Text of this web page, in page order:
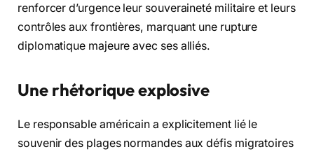
renforcer d’urgence leur souveraineté militaire et leurs
contrôles aux frontières, marquant une rupture
diplomatique majeure avec ses alliés.
Une rhétorique explosive
Le responsable américain a explicitement lié le
souvenir des plages normandes aux défis migratoires